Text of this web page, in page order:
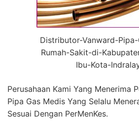
Distributor-Vanward-
Rumah-Sakit-di-
Ibu-Kota-
Perusahaan Kami Yang Menerima
Pipa Gas Medis Yang Selalu
Sesuai Dengan PerMenKes.